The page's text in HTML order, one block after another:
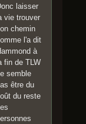
laisser
vie trouver
chemin
l'a dit
à
fin de TLW
semble
être du
du reste